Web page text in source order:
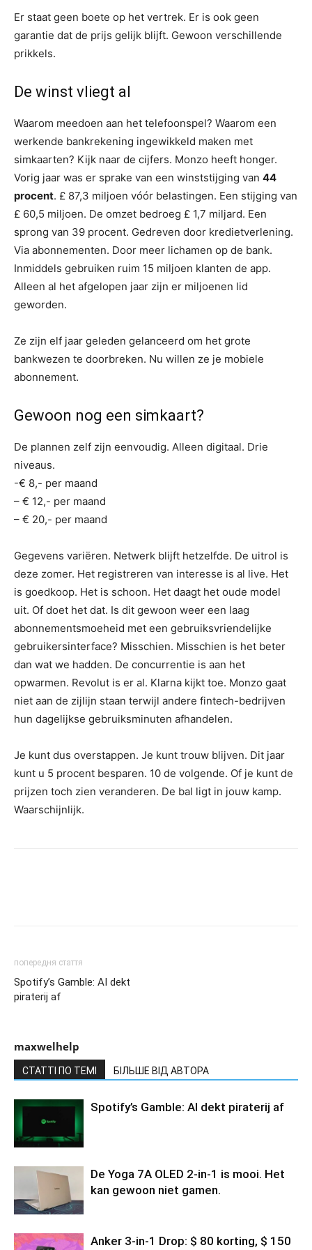
Er staat geen boete op het vertrek. Er is ook geen
garantie dat de prijs gelijk blijft. Gewoon verschillende
prikkels.
De winst vliegt al
Waarom meedoen aan het telefoonspel? Waarom een ​​
werkende bankrekening ingewikkeld maken met
simkaarten? Kijk naar de cijfers. Monzo heeft honger.
Vorig jaar was er sprake van een winststijging van 44
procent. £ 87,3 miljoen vóór belastingen. Een stijging van
£ 60,5 miljoen. De omzet bedroeg £ 1,7 miljard. Een
sprong van 39 procent. Gedreven door kredietverlening.
Via abonnementen. Door meer lichamen op de bank.
Inmiddels gebruiken ruim 15 miljoen klanten de app.
Alleen al het afgelopen jaar zijn er miljoenen lid
geworden.
Ze zijn elf jaar geleden gelanceerd om het grote
bankwezen te doorbreken. Nu willen ze je mobiele
abonnement.
Gewoon nog een simkaart?
De plannen zelf zijn eenvoudig. Alleen digitaal. Drie
niveaus.
-€ 8,- per maand
– € 12,- per maand
– € 20,- per maand
Gegevens variëren. Netwerk blijft hetzelfde. De uitrol is
deze zomer. Het registreren van interesse is al live. Het
is goedkoop. Het is schoon. Het daagt het oude model
uit. Of doet het dat. Is dit gewoon weer een laag
abonnementsmoeheid met een gebruiksvriendelijke
gebruikersinterface? Misschien. Misschien is het beter
dan wat we hadden. De concurrentie is aan het
opwarmen. Revolut is er al. Klarna kijkt toe. Monzo gaat
niet aan de zijlijn staan ​​terwijl andere fintech-bedrijven
hun dagelijkse gebruiksminuten afhandelen.
Je kunt dus overstappen. Je kunt trouw blijven. Dit jaar
kunt u 5 procent besparen. 10 de volgende. Of je kunt de
prijzen toch zien veranderen. De bal ligt in jouw kamp.
Waarschijnlijk.
попередня стаття
Spotify’s Gamble: AI dekt
piraterij af
maxwelhelp
СТАТТІ ПО ТЕМІ БІЛЬШЕ ВІД АВТОРА
Spotify’s Gamble: AI dekt piraterij af
De Yoga 7A OLED 2-in-1 is mooi. Het
kan gewoon niet gamen.
Anker 3-in-1 Drop: $ 80 korting, $ 150